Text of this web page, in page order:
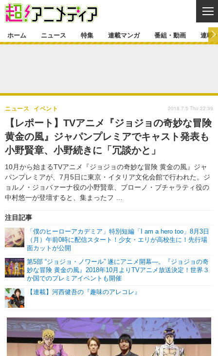
ゲーム・アプリ マンガ
グッズ イベント
声優 コスプレ
舞台 新帝スタ
特集一覧 カバー
ラキりす
連載マンガ
連載マンガ一覧 連載一覧
番組・動画
番組・動画一覧 ラジオ
動画
連載・ブログ
連載・ブログ一覧
編集部ブログ・お知らせ
ホーム ニュース 特集 連載マンガ 番組・動画 連載
【レポート】TVアニメ『ジョジョの奇妙な冒険
黄金の風』ジャパンプレミアでキャスト発表も
小野賢章、小野続きに「冗談かと」
10月から始まるTVアニメ『ジョジョの奇妙な冒険 黄金の風』ジャ
パンプレミアが、7月5日に東京・イタリア文化会館で行われた。ジ
ョルノ・ジョバァーナ役の小野賢章、ブローノ・ブチャラティ役の
中村悠一が登壇すると、集まったフ …
ニュース イベント
注目記事
「僕のヒーローアカデミア」特別短編「I am a hero too」8月3日
（月）午前0時に配信スタート！少女・エリが高校生に！先行場
面カットが公開
第5部 “ジョジョ・ノワール” 遂にアニメ開幕―。『ジョジョの奇
妙な冒険 黄金の風』2018年10月よりTVアニメ放送決定！世界３
か国でのプレミアイベントも開催
【連載】河西健吾の『趣味のアレコレ』
2018.7.5 Thu 22:39